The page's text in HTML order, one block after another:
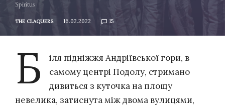
Spiritus
THE CLAQUERS 16.02.2022 15
Б
іля підніжжя Андріївської гори, в
самому центрі Подолу, стримано
дивиться з куточка на площу
невелика, затиснута між двома вулицями,